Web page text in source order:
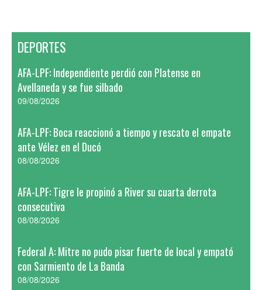
DEPORTES
AFA-LPF: Independiente perdió con Platense en
Avellaneda y se fue silbado
09/08/2026
AFA-LPF: Boca reaccionó a tiempo y rescato el empate
ante Vélez en el Ducó
08/08/2026
AFA-LPF: Tigre le propinó a River su cuarta derrota
consecutiva
08/08/2026
Federal A: Mitre no pudo pisar fuerte de local y empató
con Sarmiento de La Banda
08/08/2026